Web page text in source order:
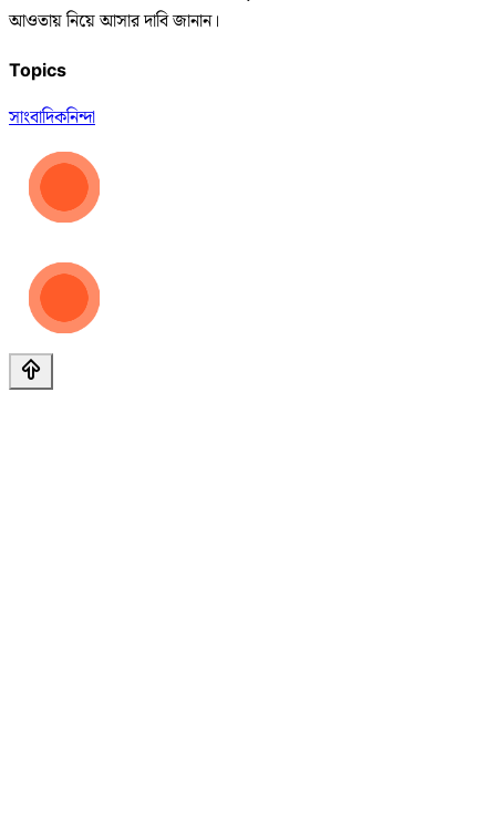
আওতায় নিয়ে আসার দাবি জানান।
Topics
সাংবাদিকনিন্দা